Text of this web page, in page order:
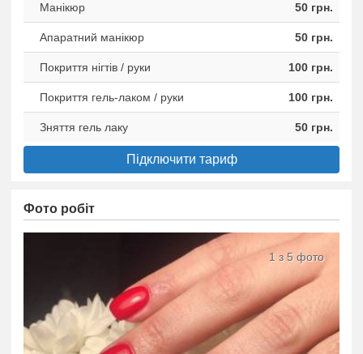
Манікюр 50 грн.
Апаратний манікюр 50 грн.
Покриття нігтів / руки 100 грн.
Покриття гель-лаком / руки 100 грн.
Зняття гель лаку 50 грн.
Підключити тариф
Фото робіт
1 з 5 фото